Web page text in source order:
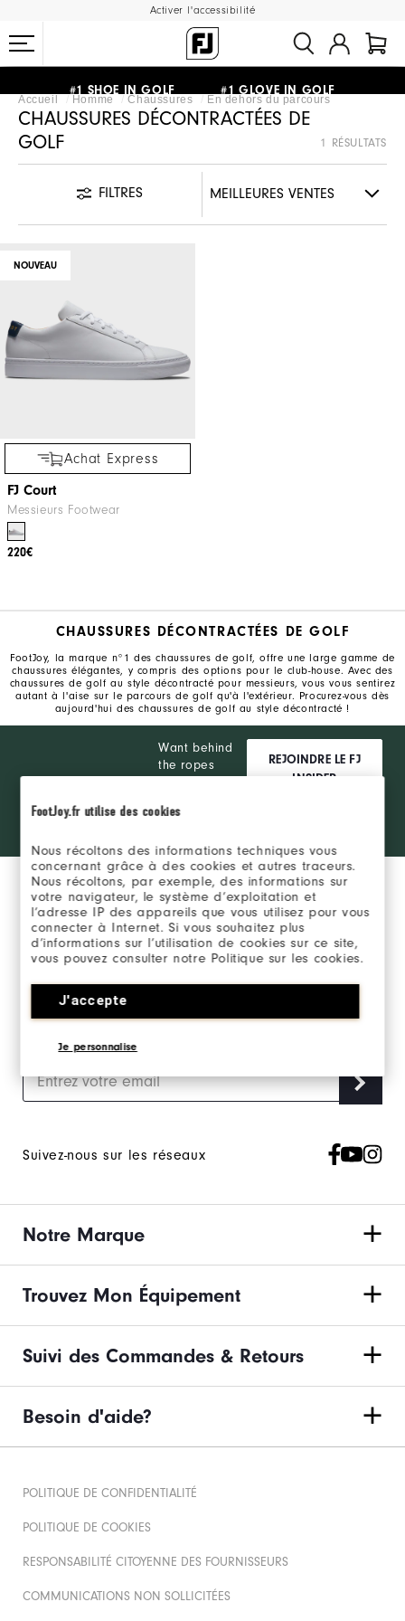
FootJoy.fr utilise des cookies
Nous récoltons des informations techniques vous
concernant grâce à des cookies et autres traceurs.
Nous récoltons, par exemple, des informations sur
votre navigateur, le système d’exploitation et
l’adresse IP des appareils que vous utilisez pour vous
connecter à Internet. Si vous souhaitez plus
d’informations sur l’utilisation de cookies sur ce site,
vous pouvez consulter notre Politique sur les cookies.
J'accepte
Je personnalise
Activer l'accessibilité
#1 SHOE IN GOLF #1 GLOVE IN GOLF
DÈS 99€+ RETOUR GRATUIT
Accueil Homme Chaussures En dehors du parcours
CHAUSSURES DÉCONTRACTÉES DE
GOLF
1 RÉSULTATS
FILTRES
NOUVEAU
Achat Express
FJ Court
Messieurs Footwear
220€
CHAUSSURES DÉCONTRACTÉES DE GOLF
FootJoy, la marque n°1 des chaussures de golf, offre une large gamme de
chaussures élégantes, y compris des options pour le club-house. Avec des
chaussures de golf au style décontracté pour messieurs, vous vous sentirez
autant à l'aise sur le parcours de golf qu'à l'extérieur. Procurez-vous dès
aujourd'hui des chaussures de golf au style décontracté !
Want behind
the ropes
products?
REJOINDRE LE FJ
INSIDER
Inscrivez-vous à notre newsletter marketing et
recevez en exclusivité les actualités FootJoy.
Suivez-nous sur les réseaux
Notre Marque
Trouvez Mon Équipement
Suivi des Commandes & Retours
Besoin d'aide?
POLITIQUE DE CONFIDENTIALITÉ
POLITIQUE DE COOKIES
RESPONSABILITÉ CITOYENNE DES FOURNISSEURS
COMMUNICATIONS NON SOLLICITÉES